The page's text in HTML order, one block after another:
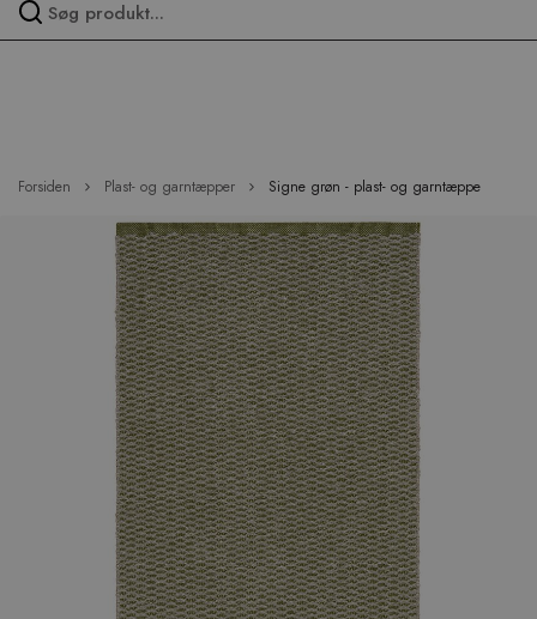
Forsiden Plast- og garntæpper Signe grøn - plast- og garntæppe
billedgalleriet